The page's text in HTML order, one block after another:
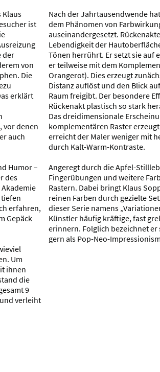
Klaus
ist
der
von
Die
erklärt
vor denen
auch
Humor –
des
erfahren,
Gepäck
Um
ihnen
die
9
verleiht
Nach der Jahrtausendwende
dem Phänomen von
auseinandergesetzt.
Lebendigkeit der
Tönen herrührt. Er setzt sie auf
er teilweise mit dem
Orangerot). Dies erzeugt
Distanz auflöst und den Blick
Raum freigibt. Der besondere
Rückenakt plastisch so stark
Das dreidimensionale
komplementären Raster
erreicht der Maler weniger mit
durch Kalt-Warm-Kontraste.
Angeregt durch die Apfel-
Fingerübungen und weitere
Rastern. Dabei bringt Klaus
reinen Farben durch gezielte
dieser Serie namens
Künstler häufig kräftige, fast
erinnern. Folglich bezeichnet
gern als Pop-Neo-